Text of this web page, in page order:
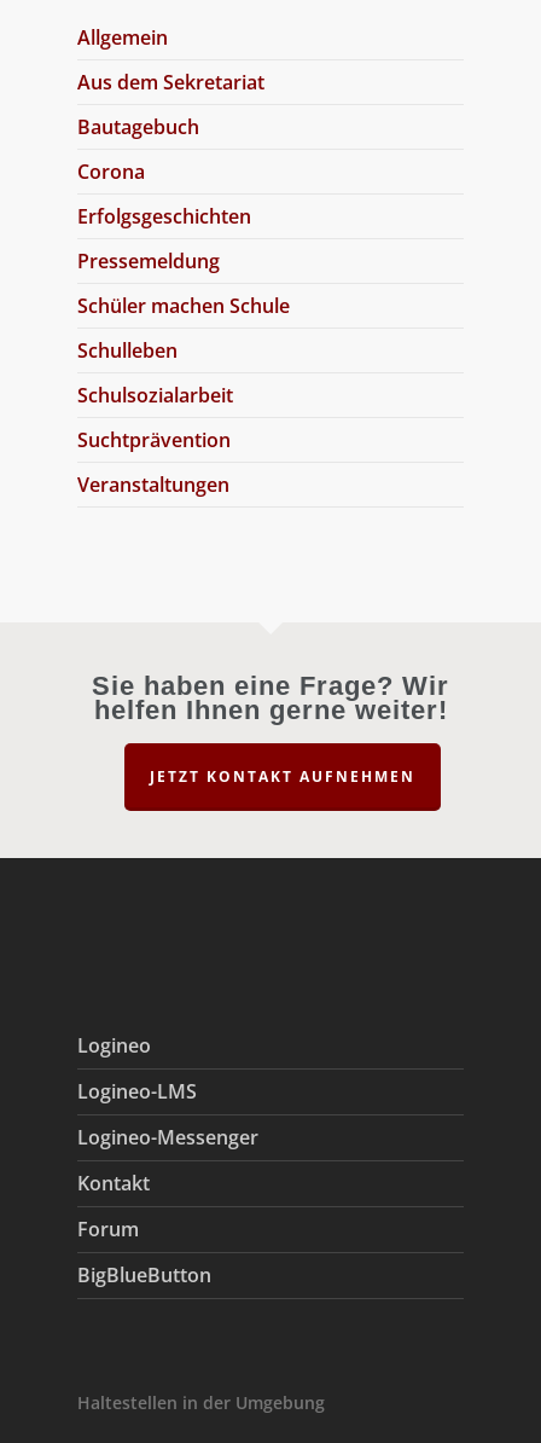
Allgemein
Aus dem Sekretariat
Bautagebuch
Corona
Erfolgsgeschichten
Pressemeldung
Schüler machen Schule
Schulleben
Schulsozialarbeit
Suchtprävention
Veranstaltungen
Sie haben eine Frage? Wir
helfen Ihnen gerne weiter!
JETZT KONTAKT AUFNEHMEN
Logineo
Logineo-LMS
Logineo-Messenger
Kontakt
Forum
BigBlueButton
Haltestellen in der Umgebung